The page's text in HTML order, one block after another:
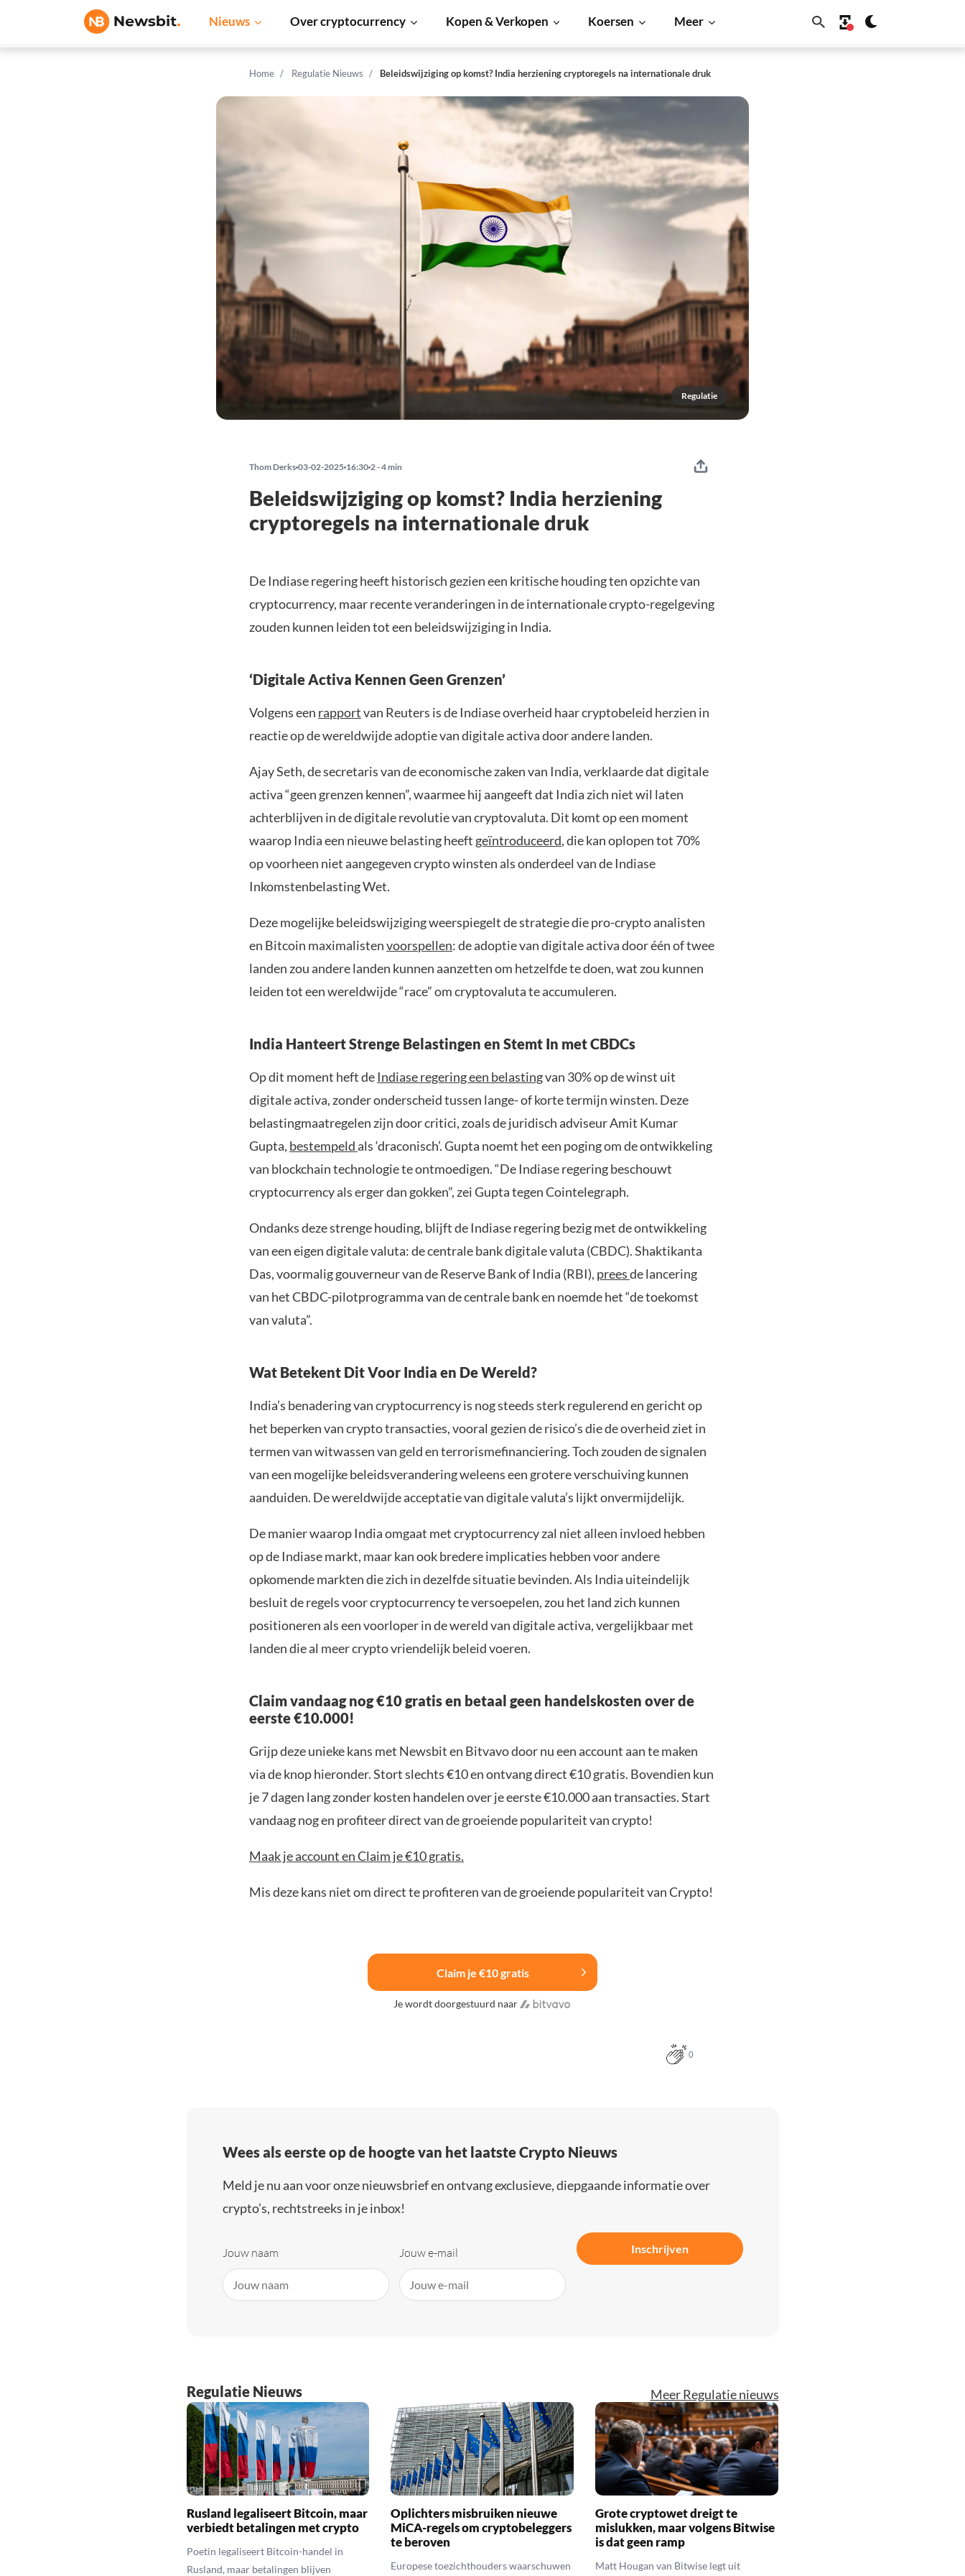
Nieuws Over cryptocurrency Kopen & Verkopen Koersen Meer
Home Regulatie Nieuws Beleidswijziging op komst? India herziening cryptoregels na internationale druk
Regulatie
Thom Derks 03-02-2025 16:30 2 - 4 min
Beleidswijziging op komst? India herziening
cryptoregels na internationale druk
De Indiase regering heeft historisch gezien een kritische houding ten opzichte van
cryptocurrency, maar recente veranderingen in de internationale crypto-regelgeving
zouden kunnen leiden tot een beleidswijziging in India.
‘Digitale Activa Kennen Geen Grenzen’
Volgens een rapportvan Reuters is de Indiase overheid haar cryptobeleid herzien in
reactie op de wereldwijde adoptie van digitale activa door andere landen.
Ajay Seth, de secretaris van de economische zaken van India, verklaarde dat digitale
activa “geen grenzen kennen”, waarmee hij aangeeft dat India zich niet wil laten
achterblijven in de digitale revolutie van cryptovaluta. Dit komt op een moment
waarop India een nieuwe belasting heeft geïntroduceerd, die kan oplopen tot 70%
op voorheen niet aangegeven crypto winsten als onderdeel van de Indiase
Inkomstenbelasting Wet.
Deze mogelijke beleidswijziging weerspiegelt de strategie die pro-crypto analisten
en Bitcoin maximalistenvoorspellen: de adoptie van digitale activa door één of twee
landen zou andere landen kunnen aanzetten om hetzelfde te doen, wat zou kunnen
leiden tot een wereldwijde “race” om cryptovaluta te accumuleren.
India Hanteert Strenge Belastingen en Stemt In met CBDCs
Op dit moment heft de Indiase regering een belastingvan 30% op de winst uit
digitale activa, zonder onderscheid tussen lange- of korte termijn winsten. Deze
belastingmaatregelen zijn door critici, zoals de juridisch adviseur Amit Kumar
Gupta, bestempeldals ‘draconisch’. Gupta noemt het een poging om de ontwikkeling
van blockchain technologie te ontmoedigen. “De Indiase regering beschouwt
cryptocurrency als erger dan gokken”, zei Gupta tegen Cointelegraph.
Ondanks deze strenge houding, blijft de Indiase regering bezig met de ontwikkeling
van een eigen digitale valuta: de centrale bank digitale valuta (CBDC). Shaktikanta
Das, voormalig gouverneur van de Reserve Bank of India (RBI), preesde lancering
van het CBDC-pilotprogramma van de centrale bank en noemde het “de toekomst
van valuta”.
Wat Betekent Dit Voor India en De Wereld?
India’s benadering van cryptocurrency is nog steeds sterk regulerend en gericht op
het beperken van crypto transacties, vooral gezien de risico’s die de overheid ziet in
termen van witwassen van geld en terrorismefinanciering. Toch zouden de signalen
van een mogelijke beleidsverandering weleens een grotere verschuiving kunnen
aanduiden. De wereldwijde acceptatie van digitale valuta’s lijkt onvermijdelijk.
De manier waarop India omgaat met cryptocurrency zal niet alleen invloed hebben
op de Indiase markt, maar kan ook bredere implicaties hebben voor andere
opkomende markten die zich in dezelfde situatie bevinden. Als India uiteindelijk
besluit de regels voor cryptocurrency te versoepelen, zou het land zich kunnen
positioneren als een voorloper in de wereld van digitale activa, vergelijkbaar met
landen die al meer crypto vriendelijk beleid voeren.
Claim vandaag nog €10 gratis en betaal geen handelskosten over de
eerste €10.000!
Grijp deze unieke kans met Newsbit en Bitvavo door nu een account aan te maken
via de knop hieronder. Stort slechts €10 en ontvang direct €10 gratis. Bovendien kun
je 7 dagen lang zonder kosten handelen over je eerste €10.000 aan transacties. Start
vandaag nog en profiteer direct van de groeiende populariteit van crypto!
Maak je account en Claim je €10 gratis.
Mis deze kans niet om direct te profiteren van de groeiende populariteit van Crypto!
Claim je €10 gratis
Je wordt doorgestuurd naar
0
Wees als eerste op de hoogte van het laatste Crypto Nieuws
Meld je nu aan voor onze nieuwsbrief en ontvang exclusieve, diepgaande informatie over
crypto’s, rechtstreeks in je inbox!
Jouw naam Jouw e-mail Inschrijven
Regulatie Nieuws Meer Regulatie nieuws
Rusland legaliseert Bitcoin, maar
verbiedt betalingen met crypto
Poetin legaliseert Bitcoin-handel in
Rusland, maar betalingen blijven
Oplichters misbruiken nieuwe
MiCA-regels om cryptobeleggers
te beroven
Europese toezichthouders waarschuwen
Grote cryptowet dreigt te
mislukken, maar volgens Bitwise
is dat geen ramp
Matt Hougan van Bitwise legt uit